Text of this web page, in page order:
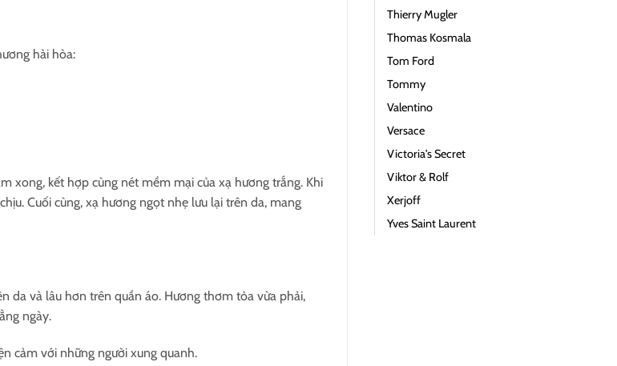
Thierry Mugler
Thomas Kosmala
Tom Ford
Tommy
Valentino
Versace
Victoria's Secret
Viktor & Rolf
Xerjoff
Yves Saint Laurent
hài hòa:
xong, kết hợp cùng nét mềm mại của xạ hương trắng. Khi
Cuối cùng, xạ hương ngọt nhẹ lưu lại trên da, mang
da và lâu hơn trên quần áo. Hương thơm tỏa vừa phải,
ngày.
cảm với những người xung quanh.